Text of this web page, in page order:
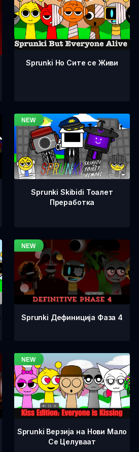
Sprunki Но Сите се Живи
Sprunki Skibidi Тоалет
Преработка
Sprunki Дефиниција Фаза 4
Sprunki Верзија на Нови Мало
Се Целуваат